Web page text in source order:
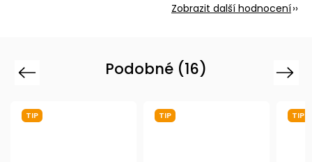
Zobrazit další hodnocení
Podobné (16)
Previous Next